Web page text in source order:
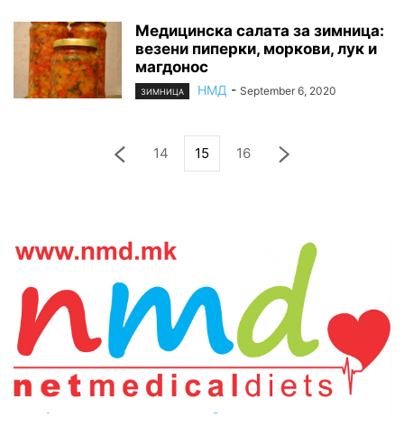
Медицинска салата за зимница:
везени пиперки, моркови, лук и
магдонос
ЗИМНИЦА НМД - September 6, 2020
14 15 16